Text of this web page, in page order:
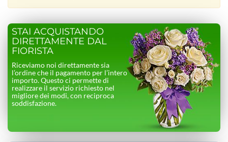
STAI ACQUISTANDO
DIRETTAMENTE DAL
FIORISTA
Riceviamo noi direttamente sia
l’ordine che il pagamento per l’intero
importo. Questo ci permette di
realizzare il servizio richiesto nel
migliore dei modi, con reciproca
soddisfazione.